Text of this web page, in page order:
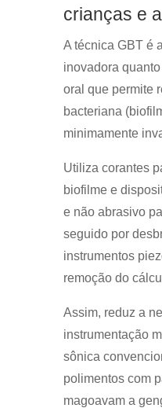
crianças e
A técnica GBT é
inovadora
oral que permite
bacteriana
minimamente
Utiliza corantes
biofilme e
e não abrasivo
seguido por
instrumentos
remoção do
Assim, reduz a
instrumentação
sônica
polimentos com
magoavam a